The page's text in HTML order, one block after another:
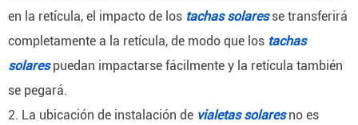
en la retícula, el impacto de los tachas solaresse transferirá
completamente a la retícula, de modo que los tachas
solarespuedan impactarse fácilmente y la retícula también
se pegará.
2. La ubicación de instalación de vialetas solaresno es